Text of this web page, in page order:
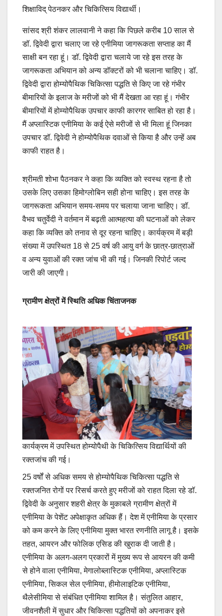
शिक्षाविद् पेठनकर और चिकित्सिय विद्यार्थी।
सांसद श्री शंकर लालवानी ने कहा कि पिछले करीब 10 साल से
डॉ. द्विवेदी द्वारा चलाए जा रहे एनीमिया जागरूकता सप्ताह का मैं
साक्षी बन रहा हूं। डॉ. द्विवेदी द्वारा चलाये जा रहे इस तरह के
जागरूकता अभियान को अन्य डॉक्टरों को भी चलाना चाहिए। डॉ.
द्विवेदी द्वारा होम्योपैथिक चिकित्सा पद्धति से किए जा रहे गंभीर
बीमारियों के इलाज के मरीजों को भी मैं देखता आ रहा हूं। गंभीर
बीमारियों में होम्योपैथिक उपचार काफी कारगर साबित हो रहा है।
मैं अप्लास्टिक एनीमिया के कई ऐसे मरीजों से भी मिला हूं जिनका
उपचार डॉ. द्विवेदी ने होम्योपैथिक दवाओं से किया है और उन्हें अब
काफी राहत है।
श्रीमती शोभा पैठनकर ने कहा कि व्यक्ति को स्वस्थ रहना है तो
उसके लिए उसका हिमोग्लोबिन सही होना चाहिए। इस तरह के
जागरूकता अभियान समय-समय पर चलाया जाना चाहिए। डॉ.
वैभव चतुर्वेदी ने वर्तमान में बढ़ती आत्महत्या की घटनाओं को लेकर
कहा कि व्यक्ति को तनाव से दूर रहना चाहिए। कार्यक्रम में बड़ी
संख्या में उपस्थित 18 से 25 वर्ष की आयु वर्ग के छात्र-छात्राओं
व अन्य युवाओं की रक्त जांच भी की गई। जिनकी रिपोर्ट जल्द
जारी की जाएगी।
ग्रामीण क्षेत्रों में स्थिति अधिक चिंताजनक
कार्यक्रम में उपस्थित होम्योपैथी के चिकित्सिय विद्यार्थियों की
रक्तजांच की गई।
25 वर्षों से अधिक समय से होम्योपैथिक चिकित्सा पद्धति से
रक्तजनित रोगों पर रिसर्च करते हुए मरीजों को राहत दिला रहे डॉ.
द्विवेदी के अनुसार शहरी क्षेत्र के मुकाबले ग्रामीण क्षेत्रों में
एनीमिया के पेशेंट अपेक्षाकृत अधिक हैं। देश में एनीमिया के प्रसार
को कम करने के लिए एनीमिया मुक्त भारत रणनीति लागू है। इसके
तहत, आयरन और फोलिक एसिड की खुराक दी जाती है।
एनीमिया के अलग-अलग प्रकारों में मुख्य रूप से आयरन की कमी
से होने वाला एनीमिया, मेगालोब्लास्टिक एनीमिया, अप्लास्टिक
एनीमिया, सिकल सेल एनीमिया, हीमोलाइटिक एनीमिया,
थैलेसीमिया से संबंधित एनीमिया शामिल है। संतुलित आहार,
जीवनशैली में सुधार और चिकित्सा पद्धतियों को अपनाकर इसे